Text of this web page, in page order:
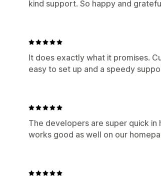
kind support. So happy and
It does exactly what it promises.
easy to set up and a speedy
The developers are super quick in
works good as well on our